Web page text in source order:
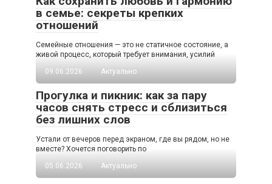
в семье: секреты крепких
отношений
Семейные отношения — это не статичное состояние, а
живой процесс, который требует внимания, усилий
09.06.2026
Актуально
Прогулка и пикник: как за пару
часов снять стресс и сблизиться
без лишних слов
Устали от вечеров перед экраном, где вы рядом, но не
вместе? Хочется поговорить по
05.06.2026
Актуально